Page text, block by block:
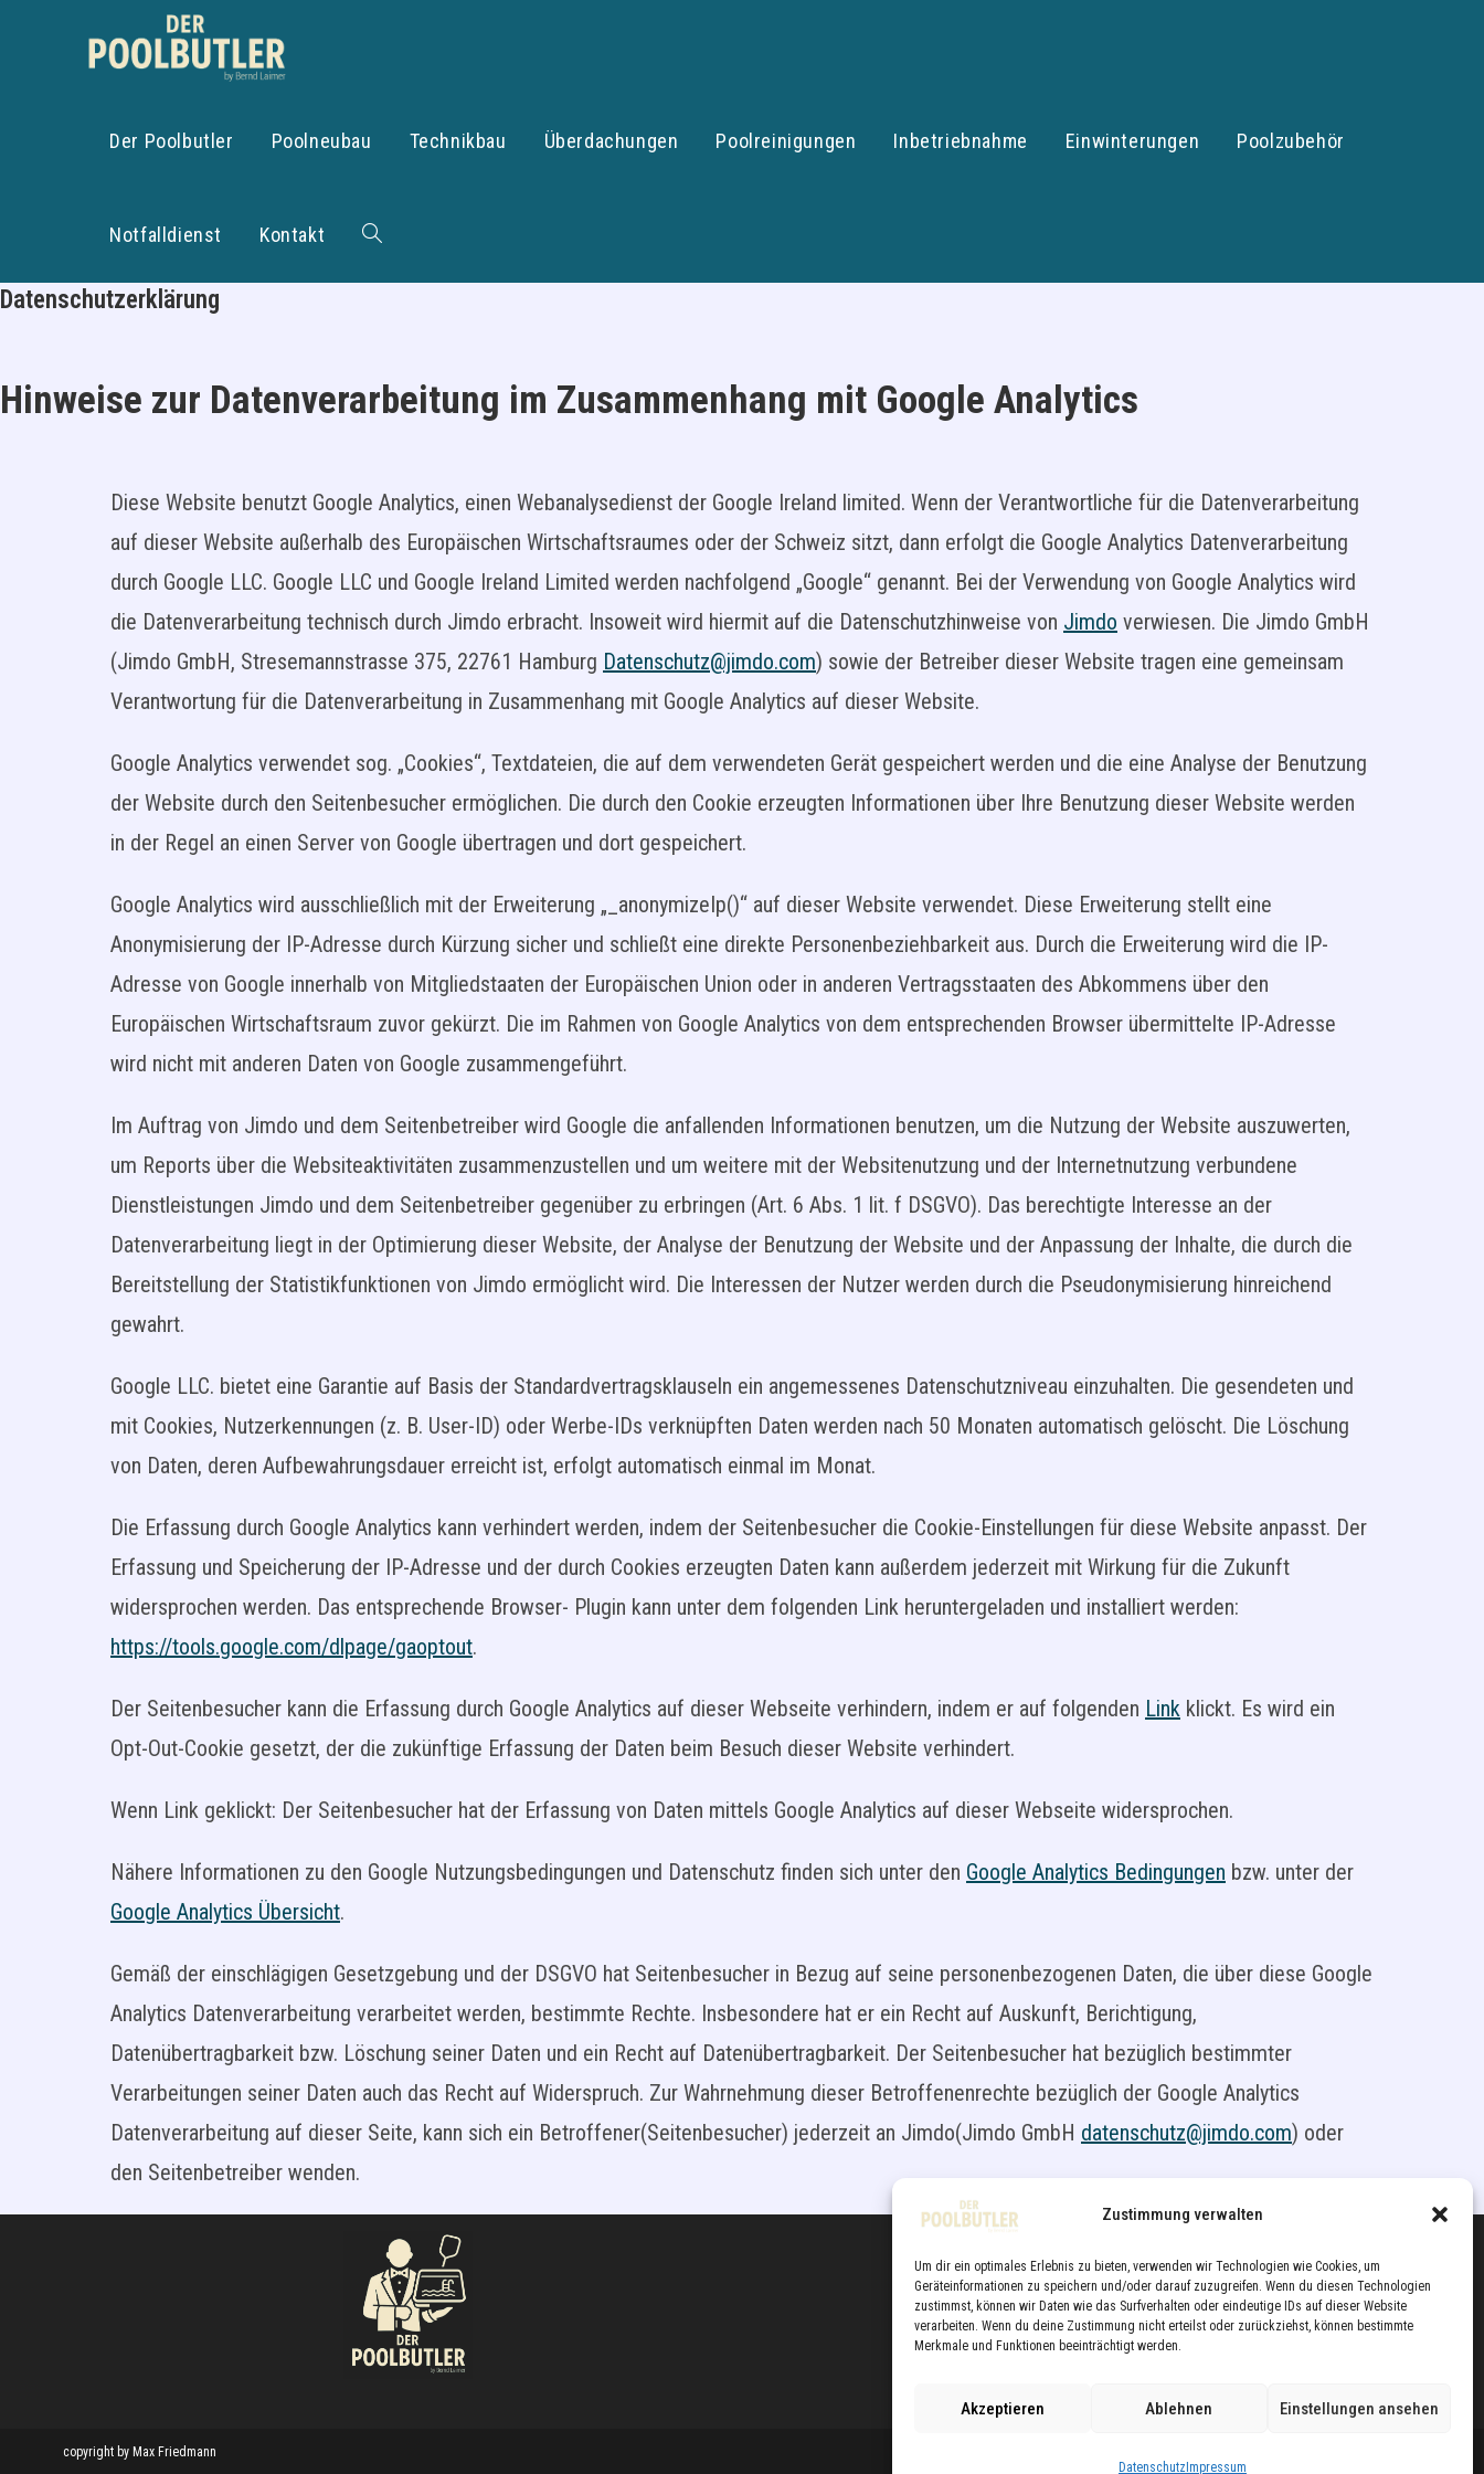
Zustimmung verwalten
Um dir ein optimales Erlebnis zu bieten, verwenden wir Technologien wie Cookies, um
Geräteinformationen zu speichern und/oder darauf zuzugreifen. Wenn du diesen Technologien
zustimmst, können wir Daten wie das Surfverhalten oder eindeutige IDs auf dieser Website
verarbeiten. Wenn du deine Zustimmung nicht erteilst oder zurückziehst, können bestimmte
Merkmale und Funktionen beeinträchtigt werden.
Akzeptieren Ablehnen Einstellungen ansehen
DatenschutzImpressum
Der Poolbutler Poolneubau Technikbau Überdachungen Poolreinigungen Inbetriebnahme Einwinterungen Poolzubehör
Notfalldienst Kontakt Website-
Datenschutzerklärung
Hinweise zur Datenverarbeitung im Zusammenhang mit Google Analytics
Diese Website benutzt Google Analytics, einen Webanalysedienst der Google Ireland limited. Wenn der Verantwortliche für die Datenverarbeitung
auf dieser Website außerhalb des Europäischen Wirtschaftsraumes oder der Schweiz sitzt, dann erfolgt die Google Analytics Datenverarbeitung
durch Google LLC. Google LLC und Google Ireland Limited werden nachfolgend „Google“ genannt. Bei der Verwendung von Google Analytics wird
die Datenverarbeitung technisch durch Jimdo erbracht. Insoweit wird hiermit auf die Datenschutzhinweise von Jimdo verwiesen. Die Jimdo GmbH
(Jimdo GmbH, Stresemannstrasse 375, 22761 Hamburg Datenschutz@jimdo.com) sowie der Betreiber dieser Website tragen eine gemeinsam
Verantwortung für die Datenverarbeitung in Zusammenhang mit Google Analytics auf dieser Website.
Google Analytics verwendet sog. „Cookies“, Textdateien, die auf dem verwendeten Gerät gespeichert werden und die eine Analyse der Benutzung
der Website durch den Seitenbesucher ermöglichen. Die durch den Cookie erzeugten Informationen über Ihre Benutzung dieser Website werden
in der Regel an einen Server von Google übertragen und dort gespeichert.
Google Analytics wird ausschließlich mit der Erweiterung „_anonymizeIp()“ auf dieser Website verwendet. Diese Erweiterung stellt eine
Anonymisierung der IP-Adresse durch Kürzung sicher und schließt eine direkte Personenbeziehbarkeit aus. Durch die Erweiterung wird die IP-
Adresse von Google innerhalb von Mitgliedstaaten der Europäischen Union oder in anderen Vertragsstaaten des Abkommens über den
Europäischen Wirtschaftsraum zuvor gekürzt. Die im Rahmen von Google Analytics von dem entsprechenden Browser übermittelte IP-Adresse
wird nicht mit anderen Daten von Google zusammengeführt.
Im Auftrag von Jimdo und dem Seitenbetreiber wird Google die anfallenden Informationen benutzen, um die Nutzung der Website auszuwerten,
um Reports über die Websiteaktivitäten zusammenzustellen und um weitere mit der Websitenutzung und der Internetnutzung verbundene
Dienstleistungen Jimdo und dem Seitenbetreiber gegenüber zu erbringen (Art. 6 Abs. 1 lit. f DSGVO). Das berechtigte Interesse an der
Datenverarbeitung liegt in der Optimierung dieser Website, der Analyse der Benutzung der Website und der Anpassung der Inhalte, die durch die
Bereitstellung der Statistikfunktionen von Jimdo ermöglicht wird. Die Interessen der Nutzer werden durch die Pseudonymisierung hinreichend
gewahrt.
Google LLC. bietet eine Garantie auf Basis der Standardvertragsklauseln ein angemessenes Datenschutzniveau einzuhalten. Die gesendeten und
mit Cookies, Nutzerkennungen (z. B. User-ID) oder Werbe-IDs verknüpften Daten werden nach 50 Monaten automatisch gelöscht. Die Löschung
von Daten, deren Aufbewahrungsdauer erreicht ist, erfolgt automatisch einmal im Monat.
Die Erfassung durch Google Analytics kann verhindert werden, indem der Seitenbesucher die Cookie-Einstellungen für diese Website anpasst. Der
Erfassung und Speicherung der IP-Adresse und der durch Cookies erzeugten Daten kann außerdem jederzeit mit Wirkung für die Zukunft
widersprochen werden. Das entsprechende Browser- Plugin kann unter dem folgenden Link heruntergeladen und installiert werden:
https://tools.google.com/dlpage/gaoptout.
Der Seitenbesucher kann die Erfassung durch Google Analytics auf dieser Webseite verhindern, indem er auf folgenden Link klickt. Es wird ein
Opt-Out-Cookie gesetzt, der die zukünftige Erfassung der Daten beim Besuch dieser Website verhindert.
Wenn Link geklickt: Der Seitenbesucher hat der Erfassung von Daten mittels Google Analytics auf dieser Webseite widersprochen.
Nähere Informationen zu den Google Nutzungsbedingungen und Datenschutz finden sich unter den Google Analytics Bedingungen bzw. unter der
Google Analytics Übersicht.
Gemäß der einschlägigen Gesetzgebung und der DSGVO hat Seitenbesucher in Bezug auf seine personenbezogenen Daten, die über diese Google
Analytics Datenverarbeitung verarbeitet werden, bestimmte Rechte. Insbesondere hat er ein Recht auf Auskunft, Berichtigung,
Datenübertragbarkeit bzw. Löschung seiner Daten und ein Recht auf Datenübertragbarkeit. Der Seitenbesucher hat bezüglich bestimmter
Verarbeitungen seiner Daten auch das Recht auf Widerspruch. Zur Wahrnehmung dieser Betroffenenrechte bezüglich der Google Analytics
Datenverarbeitung auf dieser Seite, kann sich ein Betroffener(Seitenbesucher) jederzeit an Jimdo(Jimdo GmbH datenschutz@jimdo.com) oder
den Seitenbetreiber wenden.
Bernd Laimer
Hutterstrasse 4
Impressum Kontakt
copyright by Max Friedmann